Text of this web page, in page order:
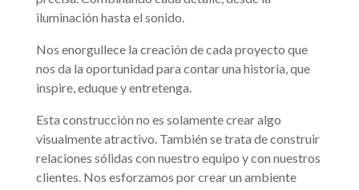
iluminación hasta el sonido.
Nos enorgullece la creación de cada proyecto que
nos da la oportunidad para contar una historia, que
inspire, eduque y entretenga.
Esta construcción no es solamente crear algo
visualmente atractivo. También se trata de construir
relaciones sólidas con nuestro equipo y con nuestros
clientes. Nos esforzamos por crear un ambiente